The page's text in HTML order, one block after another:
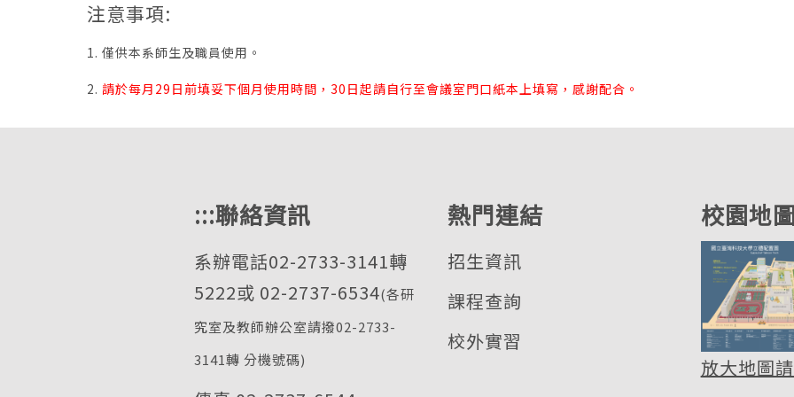
注意事項:
1. 僅供本系師生及職員使用。
2. 請於每月29日前填妥下個月使用時間，30日起請自行至會議室門口紙本上填寫，感謝配合。
:::聯絡資訊
系辦電話02-2733-3141轉
5222或 02-2737-6534(各研
究室及教師辦公室請撥02-2733-
3141轉 分機號碼)
熱門連結
招生資訊
課程查詢
校外實習
校園地
放大地圖